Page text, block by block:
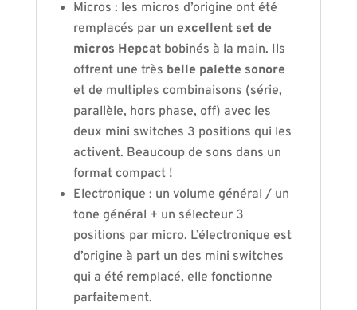
Micros : les micros d’origine ont été
remplacés par un excellent set de
micros Hepcat bobinés à la main. Ils
offrent une très belle palette sonore
et de multiples combinaisons (série,
parallèle, hors phase, off) avec les
deux mini switches 3 positions qui les
activent. Beaucoup de sons dans un
format compact !
Electronique : un volume général / un
tone général + un sélecteur 3
positions par micro. L’électronique est
d’origine à part un des mini switches
qui a été remplacé, elle fonctionne
parfaitement.